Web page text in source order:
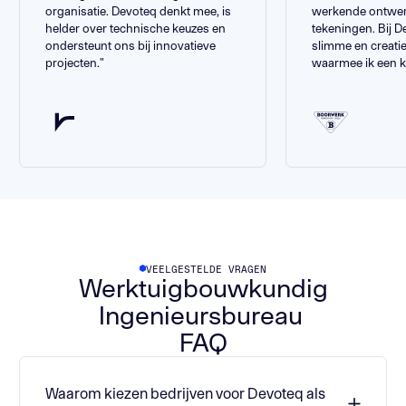
organisatie. Devoteq denkt mee, is
helder over technische keuzes en
ondersteunt ons bij innovatieve
projecten."
werkende
tekeningen. Bij
slimme en
waarmee ik een
VEELGESTELDE VRAGEN
Werktuigbouwkundig
Ingenieursbureau
FAQ
Waarom kiezen bedrijven voor Devoteq als